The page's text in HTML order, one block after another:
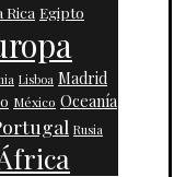
Rica Egipto
Lisboa Madrid
México Oceanía
Rusia